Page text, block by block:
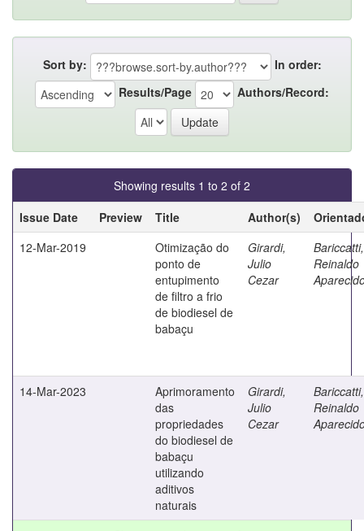
Sort by:
In order:
Results/Page
Authors/Record:
Showing results 1 to 2 of 2
Issue Date
Preview Title Author(s)
12-Mar-2019
Otimização do
ponto de
entupimento
de filtro a frio
de biodiesel de
babaçu
Girardi,
Julio
Cezar
Bariccatti,
Reinaldo
14-Mar-2023
Aprimoramento
das
propriedades
do biodiesel de
babaçu
utilizando
aditivos
naturais
Girardi,
Julio
Cezar
Bariccatti,
Reinaldo